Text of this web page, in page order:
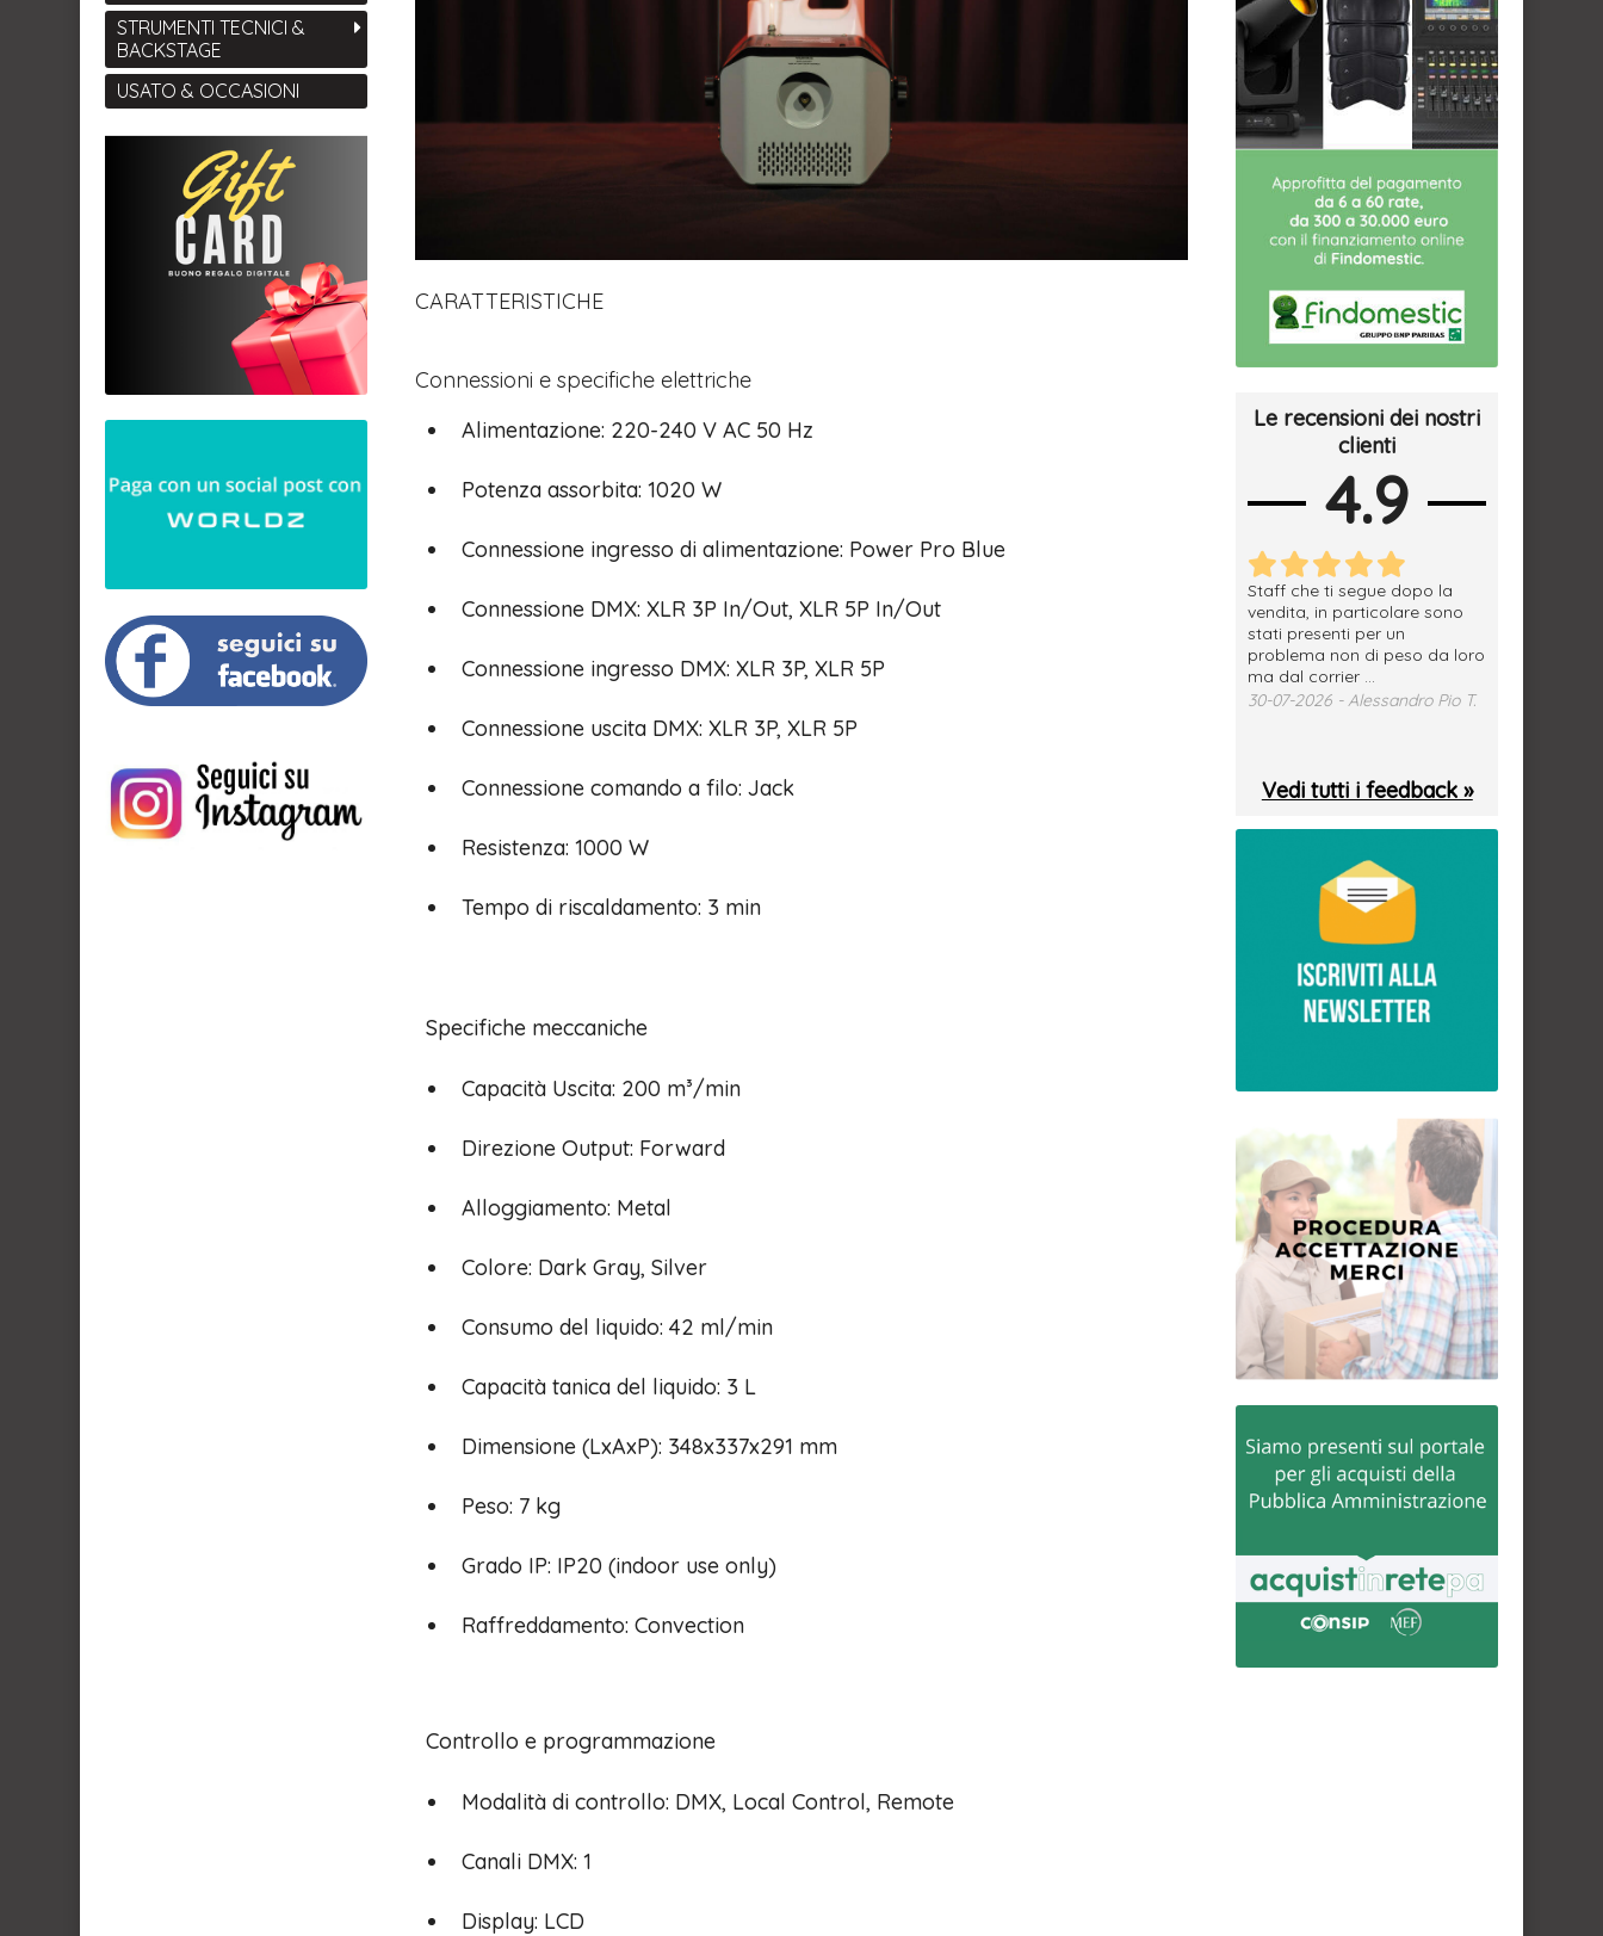
CARATTERISTICHE
Connessioni e specifiche elettriche
Alimentazione: 220-240 V AC 50 Hz
Potenza assorbita: 1020 W
Connessione ingresso di alimentazione: Power Pro Blue
Connessione DMX: XLR 3P In/Out, XLR 5P In/Out
Connessione ingresso DMX: XLR 3P, XLR 5P
Connessione uscita DMX: XLR 3P, XLR 5P
Connessione comando a filo: Jack
Resistenza: 1000 W
Tempo di riscaldamento: 3 min
Specifiche meccaniche
Capacità Uscita: 200 m³/min
Direzione Output: Forward
Alloggiamento: Metal
Colore: Dark Gray, Silver
Consumo del liquido: 42 ml/min
Capacità tanica del liquido: 3 L
Dimensione (LxAxP): 348x337x291 mm
Peso: 7 kg
Grado IP: IP20 (indoor use only)
Raffreddamento: Convection
Controllo e programmazione
Modalità di controllo: DMX, Local Control, Remote
Canali DMX: 1
Display: LCD
STRUMENTI TECNICI &
BACKSTAGE
USATO & OCCASIONI
Le recensioni dei nostri
clienti
4.9
Staff che ti segue dopo la
vendita, in particolare sono
stati presenti per un
problema non di peso da loro
ma dal corrier ...
30-07-2026 - Alessandro Pio T.
Vedi tutti i feedback »